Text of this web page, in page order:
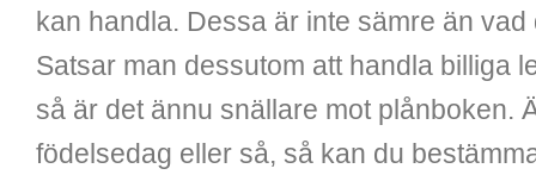
kan handla. Dessa är inte sämre än
Satsar man dessutom att handla billiga
så är det ännu snällare mot plånboken.
födelsedag eller så, så kan du